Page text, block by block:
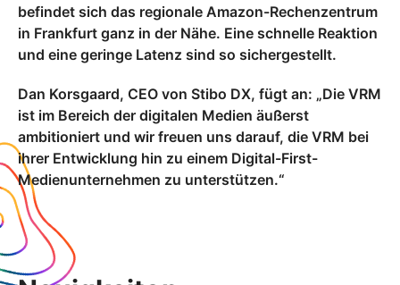
befindet sich das regionale Amazon-Rechenzentrum
in Frankfurt ganz in der Nähe. Eine schnelle Reaktion
und eine geringe Latenz sind so sichergestellt.
Dan Korsgaard, CEO von Stibo DX, fügt an: „Die VRM
ist im Bereich der digitalen Medien äußerst
ambitioniert und wir freuen uns darauf, die VRM bei
ihrer Entwicklung hin zu einem Digital-First-
Medienunternehmen zu unterstützen.“